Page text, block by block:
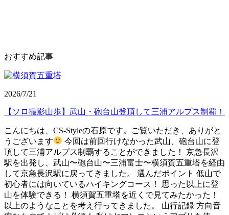
おすすめ記事
2026/7/21
【ソロ撮影山歩】武山・砲台山登頂して三浦アルプス制覇！
こんにちは、CS-Styleの石原です。ご覧いただき、ありがと
うございます
今回は前回行けなかった武山、砲台山に登
頂して三浦アルプス制覇することができました！ 京急長沢
駅を出発し、武山〜砲台山〜三浦富士〜横須賀五重塔を経由
して京急長沢駅に戻ってきました。 選んだポイント 低山で
初心者には向いているハイキングコース！ 思った以上に登
山を体験できる！ 横須賀五重塔を近くで見てみたかった！
以上のようなことを考え行ってきました。 山行記録 方向音